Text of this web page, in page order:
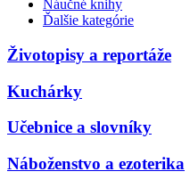
Náučné knihy
Ďalšie kategórie
Životopisy a reportáže
Kuchárky
Učebnice a slovníky
Náboženstvo a ezoterika